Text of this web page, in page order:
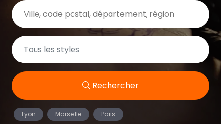
Rechercher
Lyon Marseille Paris